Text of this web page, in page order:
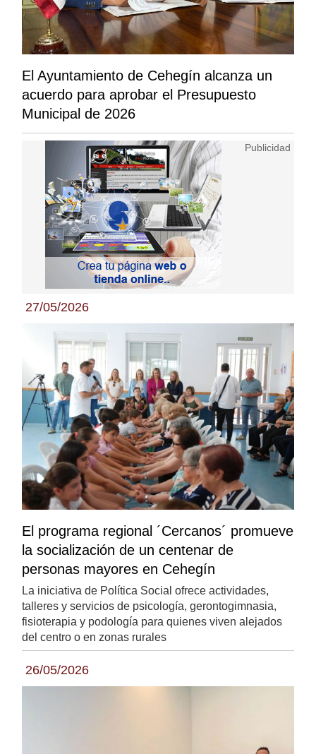
El Ayuntamiento de Cehegín alcanza un
acuerdo para aprobar el Presupuesto
Municipal de 2026
27/05/2026
El programa regional ´Cercanos´ promueve
la socialización de un centenar de
personas mayores en Cehegín
La iniciativa de Política Social ofrece actividades,
talleres y servicios de psicología, gerontogimnasia,
fisioterapia y podología para quienes viven alejados
del centro o en zonas rurales
26/05/2026